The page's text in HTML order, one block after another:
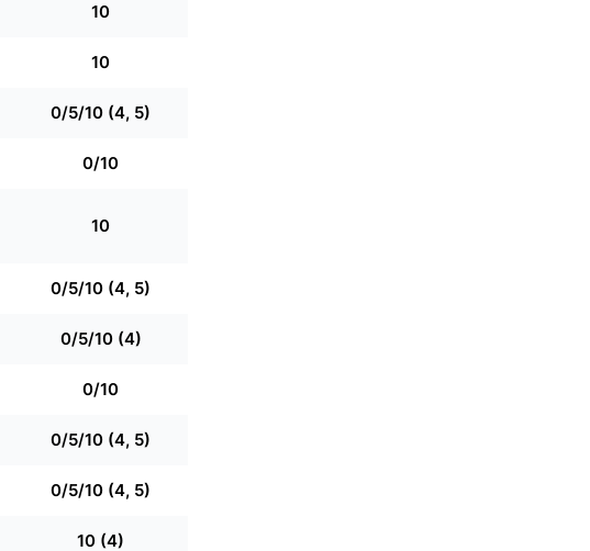
10
10
0/5/10 (4, 5)
0/10
10
0/5/10 (4, 5)
0/5/10 (4)
0/10
0/5/10 (4, 5)
0/5/10 (4, 5)
10 (4)